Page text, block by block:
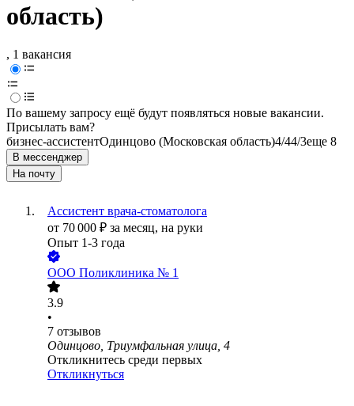
область)
, 1 вакансия
По вашему запросу ещё будут появляться новые вакансии.
Присылать вам?
бизнес-ассистентОдинцово (Московская область)4/44/3еще 8
В мессенджер
На почту
Ассистент врача-стоматолога
от 70 000 ₽ за месяц, на руки
Опыт 1-3 года
ООО Поликлиника № 1
3.9
•
7 отзывов
Одинцово, Триумфальная улица, 4
Откликнитесь среди первых
Откликнуться